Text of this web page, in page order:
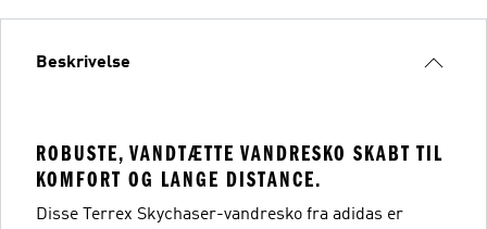
Beskrivelse
ROBUSTE, VANDTÆTTE VANDRESKO SKABT TIL
KOMFORT OG LANGE DISTANCE.
Disse Terrex Skychaser-vandresko fra adidas er